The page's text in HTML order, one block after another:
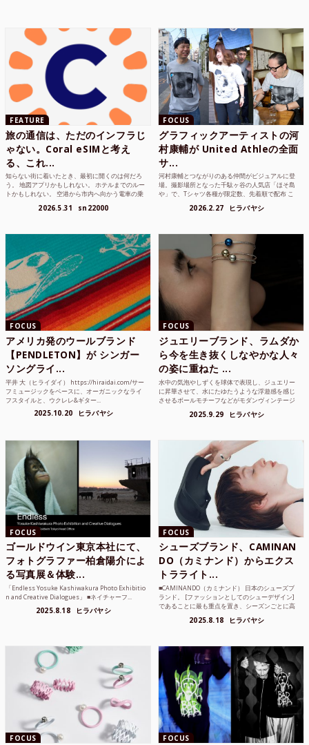
FEATURE
旅の通信は、ただのインフラじ
ゃない。Coral eSIMと考え
る、これ...
知らない街に着いたとき、最初に開くのは何だろ
う。 地図アプリかもしれない。 ホテルまでのルー
トかもしれない。 空港から市内へ向かう電車の乗
2026.5.31 sn22000
FOCUS
グラフィックアーティストの河
村康輔が United Athleの全面
サ...
河村康輔とつながりのある仲間がビジュアルに登
場。撮影場所となった千駄ヶ谷の人気店「ほそ島
や」で、Tシャツ各種が限定数、先着順で配布 こ
2026.2.27 ヒラバヤシ
FOCUS
アメリカ発のウールブランド
【PENDLETON】が シンガー
ソングライ...
平井 大（ヒライダイ） https://hiraidai.com/サー
フミュージックをベースに、オーガニックなライ
フスタイルと、ウクレレ&ギター...
2025.10.20 ヒラバヤシ
FOCUS
ジュエリーブランド、ラムダか
ら今を生き抜くしなやかな人々
の姿に重ねた ...
水中の気泡やしずくを球体で表現し、ジュエリー
に昇華させて、水にたゆたうような浮遊感を感じ
させるボールモチーフなどがモダンヴィンテージ
2025.9.29 ヒラバヤシ
FOCUS
ゴールドウイン東京本社にて、
フォトグラファー柏倉陽介によ
る写真展＆体験...
「Endless Yosuke Kashiwakura Photo Exhibitio
n and Creative Dialogues」 ■ネイチャーフ...
2025.8.18 ヒラバヤシ
FOCUS
シューズブランド、CAMINAN
DO（カミナンド）からエクス
トラライト...
■CAMINANDO（カミナンド） 日本のシューズブ
ランド。 [ファッションとしてのシューデザイン]
であることに最も重点を置き、シーズンごとに高
2025.8.18 ヒラバヤシ
FOCUS FOCUS